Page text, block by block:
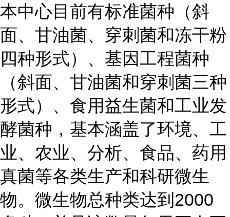
本中心目前有标准菌种（斜
面、甘油菌、穿刺菌和冻干粉
四种形式）、基因工程菌种
（斜面、甘油菌和穿刺菌三种
形式）、食用益生菌和工业发
酵菌种，基本涵盖了环境、工
业、农业、分析、食品、药用
真菌等各类生产和科研微生
物。微生物总种类达到2000